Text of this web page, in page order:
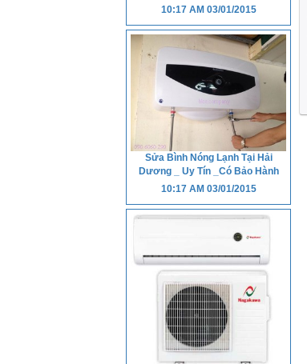
10:17 AM 03/01/2015
Sửa Bình Nóng Lạnh Tại Hải
Dương _ Uy Tín _Có Bảo Hành
10:17 AM03/01/2015